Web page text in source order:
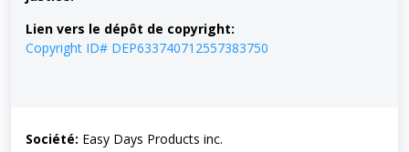
Lien vers le dépôt de copyright:
Copyright ID# DEP633740712557383750
Société: Easy Days Products inc.